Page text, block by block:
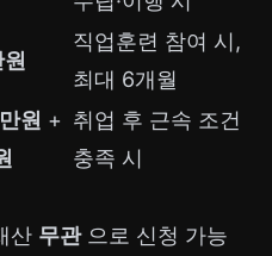
직업훈련 참여 시,
최대 6개월
원 + 취업 후 근속 조건
충족 시
산 무관으로 신청 가능